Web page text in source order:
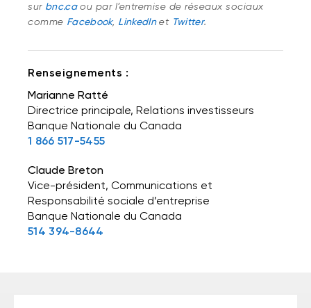
sur bnc.ca ou par l’entremise de réseaux sociaux
comme Facebook, LinkedIn et Twitter.
Renseignements :
Marianne Ratté
Directrice principale, Relations investisseurs
Banque Nationale du Canada
1 866 517-5455
Claude Breton
Vice-président, Communications et
Responsabilité sociale d’entreprise
Banque Nationale du Canada
514 394-8644